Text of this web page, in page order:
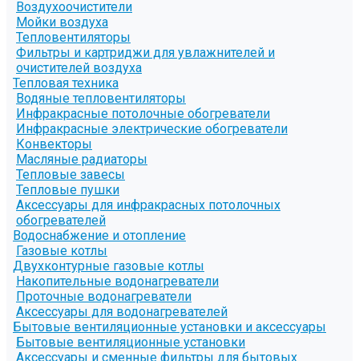
Воздухоочистители
Мойки воздуха
Тепловентиляторы
Фильтры и картриджи для увлажнителей и
очистителей воздуха
Тепловая техника
Водяные тепловентиляторы
Инфракрасные потолочные обогреватели
Инфракрасные электрические обогреватели
Конвекторы
Масляные радиаторы
Тепловые завесы
Тепловые пушки
Аксессуары для инфракрасных потолочных
обогревателей
Водоснабжение и отопление
Газовые котлы
Двухконтурные газовые котлы
Накопительные водонагреватели
Проточные водонагреватели
Аксессуары для водонагревателей
Бытовые вентиляционные установки и аксессуары
Бытовые вентиляционные установки
Аксессуары и сменные фильтры для бытовых